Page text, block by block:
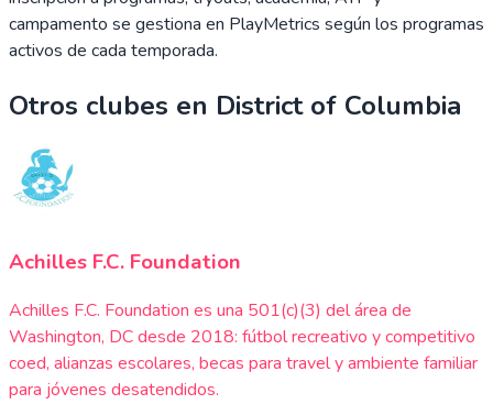
campamento se gestiona en PlayMetrics según los programas
activos de cada temporada.
Otros clubes en District of Columbia
Achilles F.C. Foundation
Achilles F.C. Foundation es una 501(c)(3) del área de
Washington, DC desde 2018: fútbol recreativo y competitivo
coed, alianzas escolares, becas para travel y ambiente familiar
para jóvenes desatendidos.